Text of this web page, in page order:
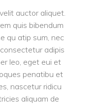
auctor aliquet.
quis bibendum
qu atip sum, nec
adipis
leo, eget eui et
penatibu et
nascetur ridicu
aliquam de